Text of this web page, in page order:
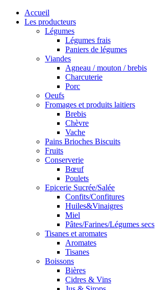
Accueil
Les producteurs
Légumes
Légumes frais
Paniers de légumes
Viandes
Agneau / mouton / brebis
Charcuterie
Porc
Oeufs
Fromages et produits laitiers
Brebis
Chèvre
Vache
Pains Brioches Biscuits
Fruits
Conserverie
Bœuf
Poulets
Epicerie Sucrée/Salée
Confits/Confitures
Huiles&Vinaigres
Miel
Pâtes/Farines/Légumes secs
Tisanes et aromates
Aromates
Tisanes
Boissons
Bières
Cidres & Vins